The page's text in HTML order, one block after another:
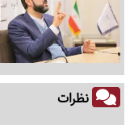
نظرات